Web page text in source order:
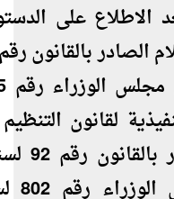
الاطلاع على
لقانون